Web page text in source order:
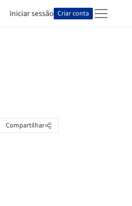
Iniciar sessão Criar conta
Compartilhar